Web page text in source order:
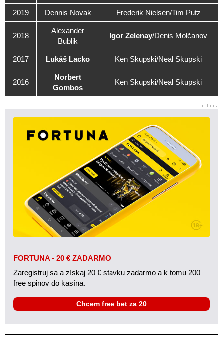
2019 Dennis Novak Frederik Nielsen/Tim Putz
2018
Alexander
Bublik
Igor Zelenay/Denis Molčanov
2017 Lukáš Lacko Ken Skupski/Neal Skupski
2016
Norbert
Gombos
Ken Skupski/Neal Skupski
FORTUNA - 20 € ZADARMO
Zaregistruj sa a získaj 20 € stávku zadarmo a k tomu 200
free spinov do kasína.
Chcem free bet za 20